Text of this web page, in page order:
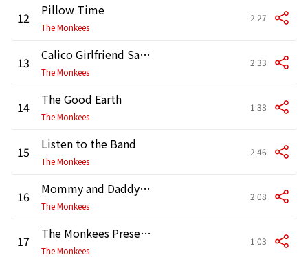
12 Pillow Time
The Monkees
2:27
13 Calico Girlfriend Samba
The Monkees
2:33
14 The Good Earth
The Monkees
1:38
15 Listen to the Band
The Monkees
2:46
16 Mommy and Daddy (Alternate Version)
The Monkees
2:08
17 The Monkees Present Radio Promo
The Monkees
1:03